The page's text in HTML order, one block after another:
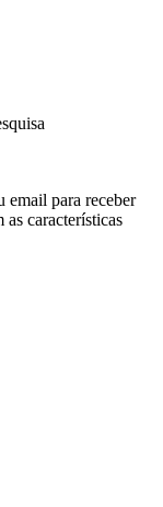
email para receber
características